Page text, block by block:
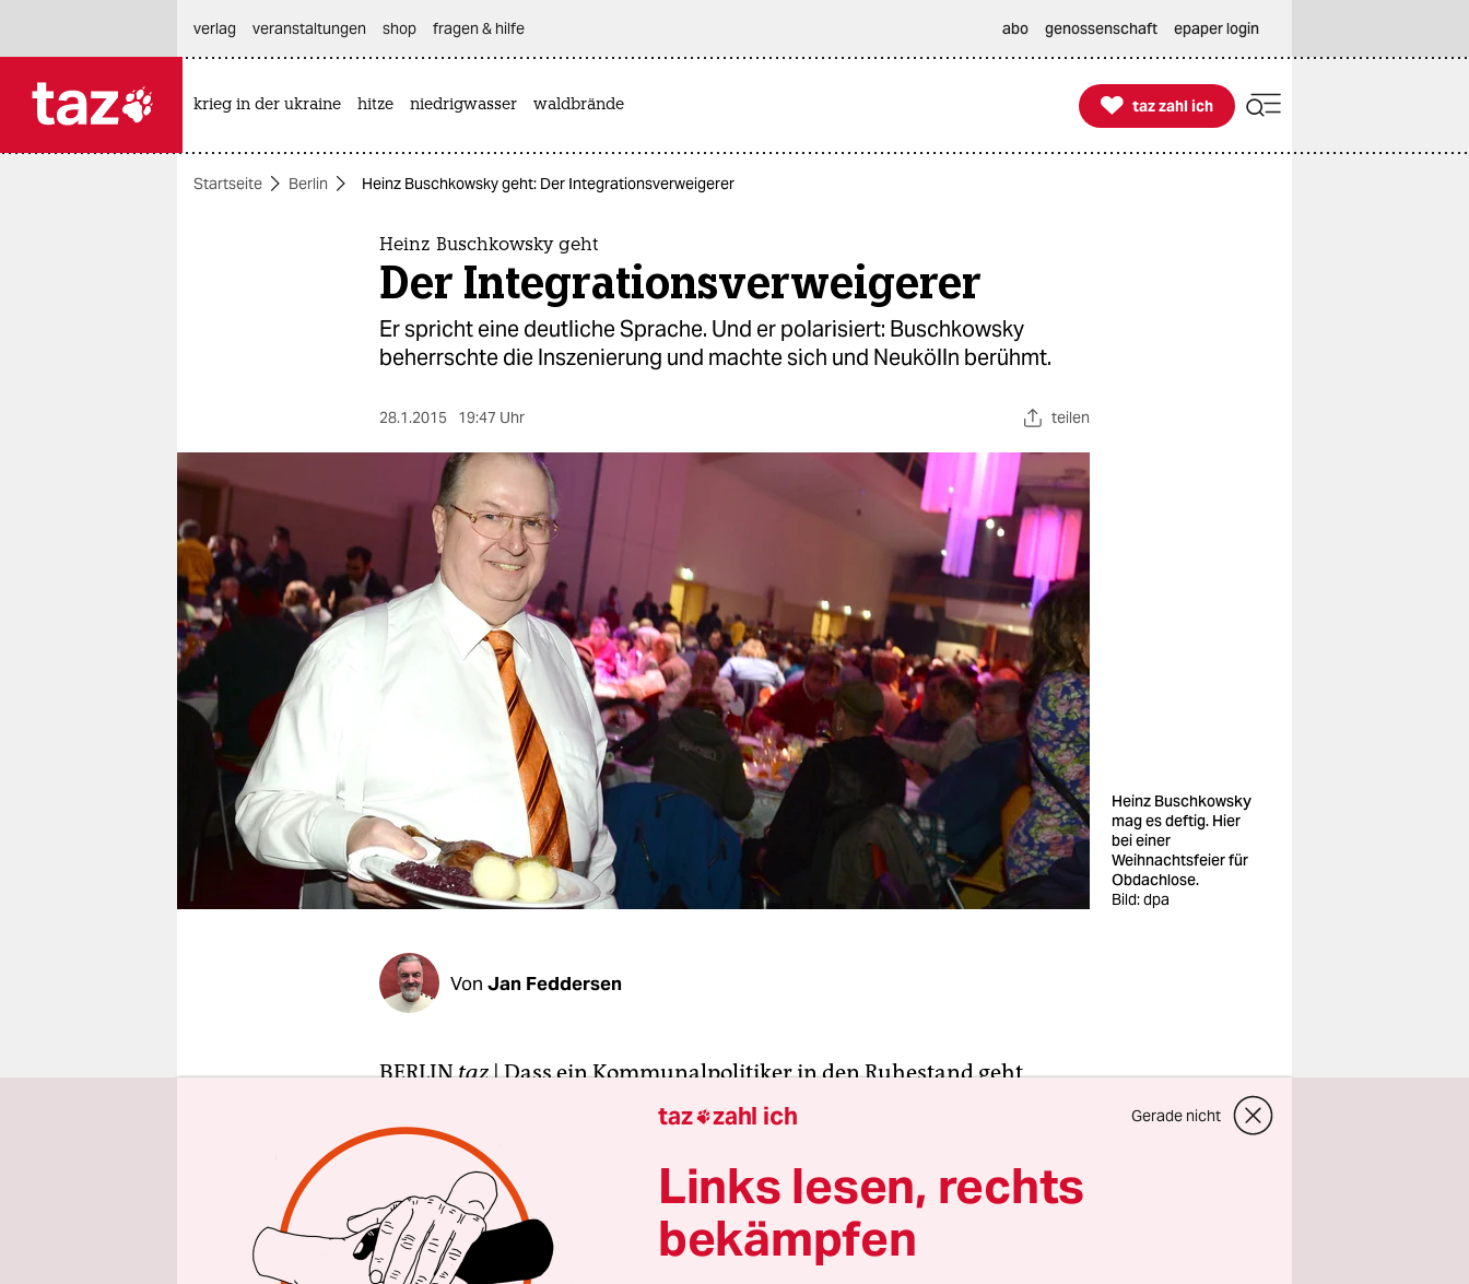
themen
berlin
nord
wahrheit
verlag
verlag
veranstaltungen
shop
fragen & hilfe
unterstützen
abo
verlag
veranstaltungen shop fragen & hilfe abo genossenschaft epaper login
krieg in der ukraine hitze niedrigwasser waldbrände 
taz zahl ich
taz zahl ich
Startseite Berlin Heinz Buschkowsky geht: Der Integrationsverweigerer
Heinz Buschkowsky geht
Der Integrationsverweigerer
Er spricht eine deutliche Sprache. Und er polarisiert: Buschkowsky
beherrschte die Inszenierung und machte sich und Neukölln berühmt.
28.1.2015 19:47 Uhr teilen
Heinz Buschkowsky
mag es deftig. Hier
bei einer
Weihnachtsfeier für
Obdachlose.
Bild: dpa
Von Jan Feddersen
BERLINtaz| Dass ein Kommunalpolitiker in den Ruhestand geht,
passiert in der Republik recht oft. Wenn der Bürgermeister eines
Berliner Bezirks bekannt gibt, zum 1. April in Pension zu gehen, muss
das auch keine Meldung sein – aber der Mann heißt Heinz
Buschkowsky. Das ist eine Meldung, die über den lokalen Sprengel
hinaus interessiert. Keiner sonst hat so volkstümlich das verkörpert,
was inzwischen ein Label ist, ein fashionabler Begriff: Neukölln.
taz zahl ich Gerade nicht
Links lesen, rechts
bekämpfen